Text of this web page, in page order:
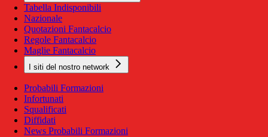
Tabella Indisponibili
Nazionale
Quotazioni Fantacalcio
Regole Fantacalcio
Maglie Fantacalcio
I siti del nostro network
Probabili Formazioni
Infortunati
Squalificati
Diffidati
News Probabili Formazioni